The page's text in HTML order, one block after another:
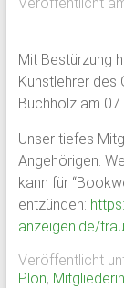
–
des
Plön
1951
Mit Bestürzung
Kunstlehrer des
Buchholz am
Unser tiefes
Angehörigen.
kann für
entzünden:
anzeigen.de/
Veröffentlicht
Plön,